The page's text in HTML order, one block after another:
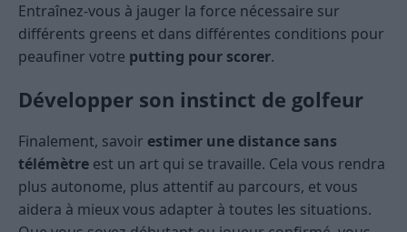
Entraînez-vous à jauger la force nécessaire sur
différents greens et dans différentes conditions pour
peaufiner votre putting pour scorer.
Développer son instinct de golfeur
Finalement, savoir estimer une distance sans
télémètre est un art qui se travaille. Cela vous rendra
plus autonome, plus attentif au parcours, et vous
aidera à mieux vous adapter à toutes les situations.